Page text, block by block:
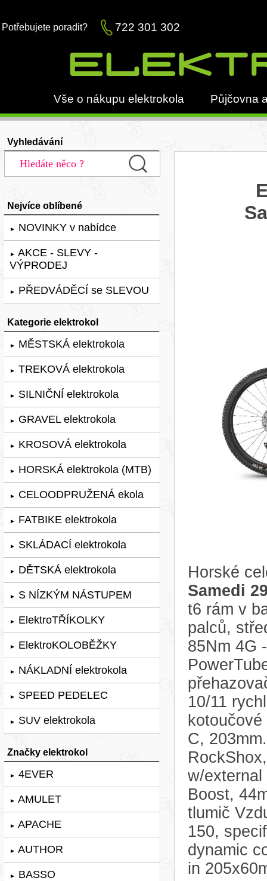
Potřebujete poradit? 722 301 302
Vše o nákupu elektrokola Půjčovna
Vyhledávání
Nejvíce oblíbené
► NOVINKY v nabídce
► AKCE - SLEVY -
VÝPRODEJ
► PŘEDVÁDĚCÍ se SLEVOU
Kategorie elektrokol
► MĚSTSKÁ elektrokola
► TREKOVÁ elektrokola
► SILNIČNÍ elektrokola
► GRAVEL elektrokola
► KROSOVÁ elektrokola
► HORSKÁ elektrokola (MTB)
► CELOODPRUŽENÁ ekola
► FATBIKE elektrokola
► SKLÁDACÍ elektrokola
► DĚTSKÁ elektrokola
► S NÍZKÝM NÁSTUPEM
► ElektroTŘÍKOLKY
► ElektroKOLOBĚŽKY
► NÁKLADNÍ elektrokola
► SPEED PEDELEC
► SUV elektrokola
Značky elektrokol
► 4EVER
► AMULET
► APACHE
► AUTHOR
► BASSO
Horské
Samedi
t6 rám v
palců,
85Nm 4G
10/11
C,
w/external
Boost,
tlumič
150,
dynamic
in